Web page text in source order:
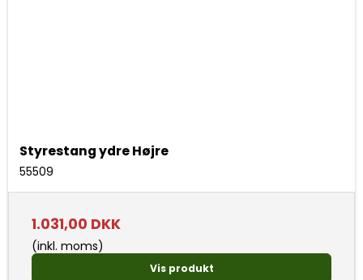
Styrestang ydre Højre
55509
1.031,00 DKK
(inkl. moms)
Vis produkt